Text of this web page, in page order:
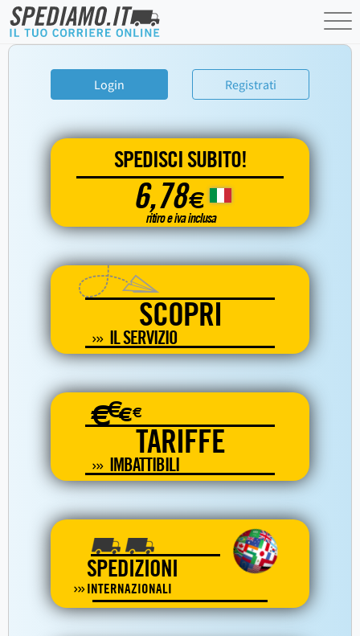
Login Registrati
SPEDISCI SUBITO!
6,78€
ritiro e iva inclusa
SCOPRI
IL SERVIZIO
€€€€
TARIFFE
IMBATTIBILI
SPEDIZIONI
INTERNAZIONALI